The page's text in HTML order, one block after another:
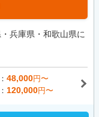
兵庫県・和歌山県に
48,000円〜
120,000円〜